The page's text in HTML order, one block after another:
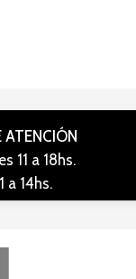
ATENCIÓN
11 a 18hs.
a 14hs.